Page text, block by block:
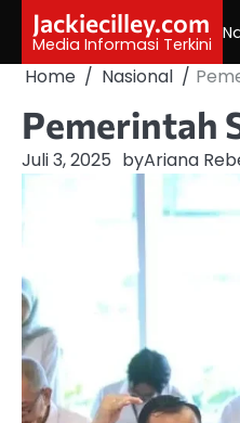
content
Jackiecilley.com
Media Informasi Terkini
Home Nasional
Pemerintah
Juli 3, 2025 byAriana